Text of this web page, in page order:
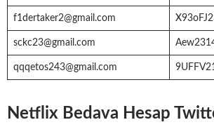
f1dertaker2@gmail.com
sckc23@gmail.com
qqqetos243@gmail.com
Netflix Bedava Hesap